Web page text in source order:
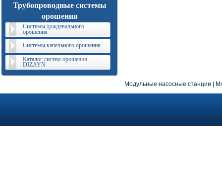
Трубопроводные системы
орошения
Системы дождевального
орошения
Системы капельного орошения
Каталог систем орошения
DIZAYN
Модульные насосные станции